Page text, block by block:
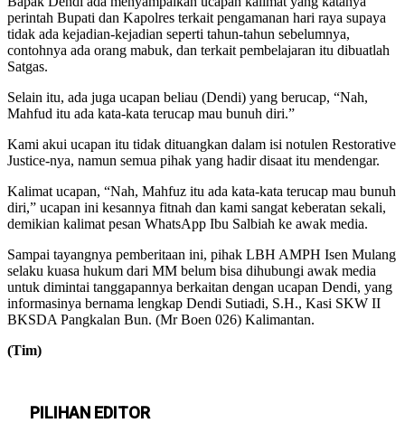
perintah Bupati dan Kapolres terkait pengamanan hari raya supaya
tidak ada kejadian-kejadian seperti tahun-tahun sebelumnya,
contohnya ada orang mabuk, dan terkait pembelajaran itu dibuatlah
Satgas.
Selain itu, ada juga ucapan beliau (Dendi) yang berucap, “Nah,
Mahfud itu ada kata-kata terucap mau bunuh diri.”
Kami akui ucapan itu tidak dituangkan dalam isi notulen Restorative
Justice-nya, namun semua pihak yang hadir disaat itu mendengar.
Kalimat ucapan, “Nah, Mahfuz itu ada kata-kata terucap mau bunuh
diri,” ucapan ini kesannya fitnah dan kami sangat keberatan sekali,
demikian kalimat pesan WhatsApp Ibu Salbiah ke awak media.
Sampai tayangnya pemberitaan ini, pihak LBH AMPH Isen Mulang
selaku kuasa hukum dari MM belum bisa dihubungi awak media
untuk dimintai tanggapannya berkaitan dengan ucapan Dendi, yang
informasinya bernama lengkap Dendi Sutiadi, S.H., Kasi SKW II
BKSDA Pangkalan Bun. (Mr Boen 026) Kalimantan.
(Tim)
PILIHAN EDITOR